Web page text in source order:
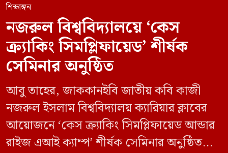
শিক্ষাঙ্গন
নজরুল বিশ্ববিদ্যালয়ে ‘কেস
ক্র্যাকিং সিমপ্লিফায়েড’ শীর্ষক
সেমিনার অনুষ্ঠিত
আবু তাহের, জাককানইবি জাতীয় কবি কাজী
নজরুল ইসলাম বিশ্ববিদ্যালয় ক্যারিয়ার ক্লাবের
আয়োজনে ‘কেস ক্র্যাকিং সিমপ্লিফায়েড আন্ডার
রাইজ এআই ক্যাম্প’ শীর্ষক সেমিনার অনুষ্ঠিত